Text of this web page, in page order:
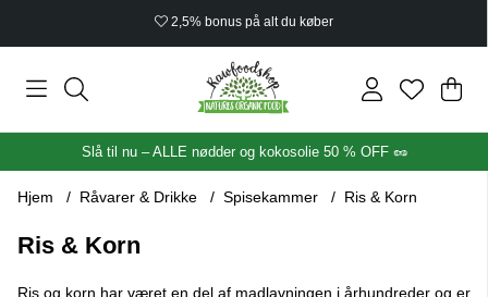
Økologisk certificeret
.
Slå til nu – ALLE nødder og kokosolie 50 % OFF 🥜
Hjem Råvarer & Drikke Spisekammer Ris & Korn
Ris & Korn
Ris og korn har været en del af madlavningen i århundreder og er